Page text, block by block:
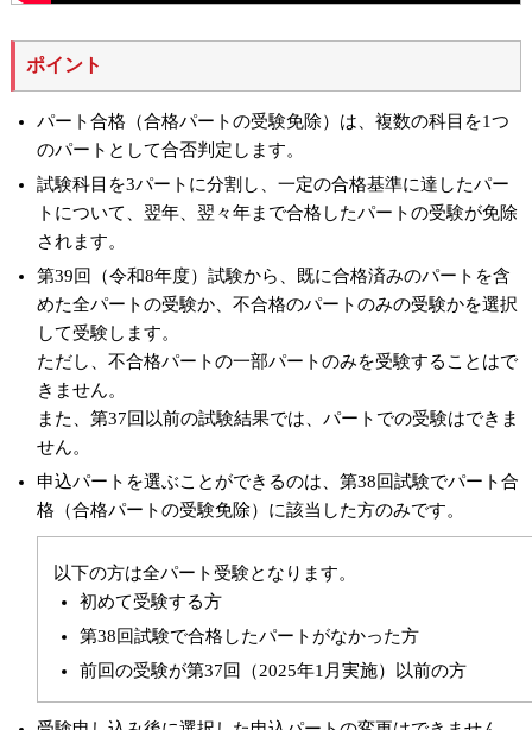
ポイント
パート合格（合格パートの受験免除）は、複数の科目を1つ
のパートとして合否判定します。
試験科目を3パートに分割し、一定の合格基準に達したパー
トについて、翌年、翌々年まで合格したパートの受験が免除
されます。
第39回（令和8年度）試験から、既に合格済みのパートを含
めた全パートの受験か、不合格のパートのみの受験かを選択
して受験します。
ただし、不合格パートの一部パートのみを受験することはで
きません。
また、第37回以前の試験結果では、パートでの受験はできま
せん。
申込パートを選ぶことができるのは、第38回試験でパート合
格（合格パートの受験免除）に該当した方のみです。
以下の方は全パート受験となります。
初めて受験する方
第38回試験で合格したパートがなかった方
前回の受験が第37回（2025年1月実施）以前の方